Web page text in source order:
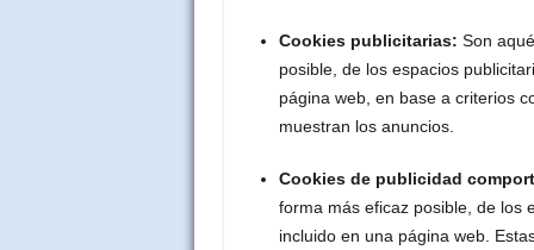
Cookies publicitarias: Son
posible, de los espacios
página web, en base a criterios
muestran los anuncios.
Cookies de publicidad
forma más eficaz posible, de los
incluido en una página web.